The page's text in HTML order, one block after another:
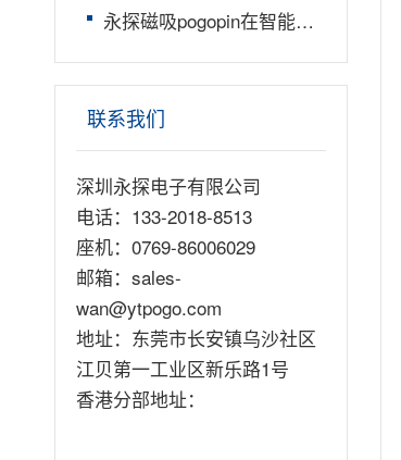
永探磁吸pogopin在智能穿戴上的运用
联系我们
深圳永探电子有限公司
电话：133-2018-8513
座机：0769-86006029
邮箱：sales-
wan@ytpogo.com
地址：东莞市长安镇乌沙社区
江贝第一工业区新乐路1号
香港分部地址：